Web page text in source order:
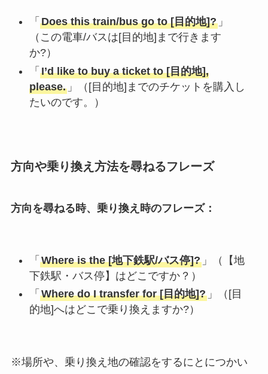
「Does this train/bus go to [目的地]? 」
（この電車/バスは[目的地]まで行きます
か?）
「I’d like to buy a ticket to [目的地],
please. 」（[目的地]までのチケットを購入し
たいのです。）
方向や乗り換え方法を尋ねるフレーズ
方向を尋ねる時、 乗り換え 時のフレーズ：
「Where is the [地下鉄駅/バス停]? 」（【地
下鉄駅・バス停】はどこですか？）
「Where do I transfer for [目的地]? 」（[目
的地]へはどこで乗り換えますか?）
※場所や、乗り換え地の確認をするにとにつかい